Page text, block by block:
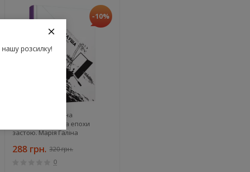
-10%
Мала Глуша. Сумна
фантастична сага епохи
застою. Марія Галіна
288 грн. 320 грн.
0
розсилку!